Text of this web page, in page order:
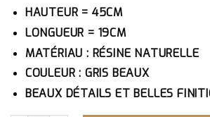
HAUTEUR = 45CM
LONGUEUR = 19CM
MATÉRIAU : RÉSINE NATURELLE
COULEUR : GRIS BEAUX
BEAUX DÉTAILS ET BELLES